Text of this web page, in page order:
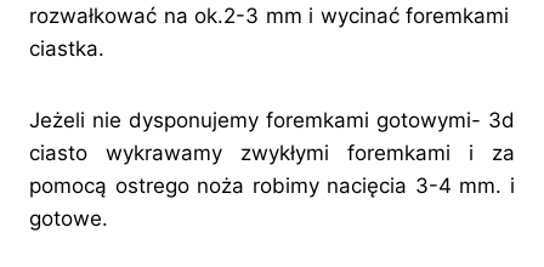
rozwałkować na ok.2-3 mm i wycinać foremkami
ciastka.
Jeżeli nie dysponujemy foremkami gotowymi- 3d
ciasto wykrawamy zwykłymi foremkami i za
pomocą ostrego noża robimy nacięcia 3-4 mm. i
gotowe.